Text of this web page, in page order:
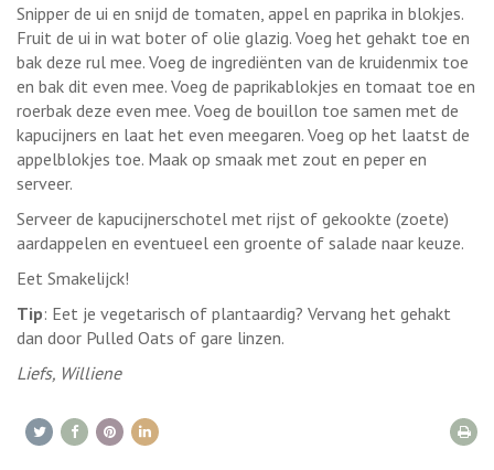
Snipper de ui en snijd de tomaten, appel en paprika in blokjes.
Fruit de ui in wat boter of olie glazig. Voeg het gehakt toe en
bak deze rul mee. Voeg de ingrediënten van de kruidenmix toe
en bak dit even mee. Voeg de paprikablokjes en tomaat toe en
roerbak deze even mee. Voeg de bouillon toe samen met de
kapucijners en laat het even meegaren. Voeg op het laatst de
appelblokjes toe. Maak op smaak met zout en peper en
serveer.
Serveer de kapucijnerschotel met rijst of gekookte (zoete)
aardappelen en eventueel een groente of salade naar keuze.
Eet Smakelijck!
Tip: Eet je vegetarisch of plantaardig? Vervang het gehakt
dan door Pulled Oats of gare linzen.
Liefs, Williene